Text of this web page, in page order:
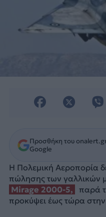
Προσθήκη του
Google
Η Πολεμική Αεροπορία
πώλησης των γαλλικών
Mirage 2000-5,
παρά
προκύψει έως τώρα